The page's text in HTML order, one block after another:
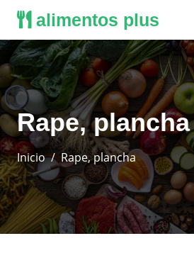
alimentos plus
Rape, plancha
Inicio Rape, plancha